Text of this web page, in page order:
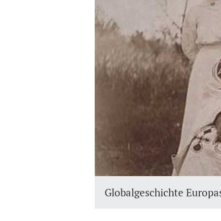
Globalgeschichte